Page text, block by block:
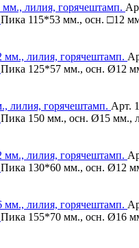
Пика 115*53 мм., осн. □12
Пика 125*57 мм., осн. Ø12
Арт.
Пика 150 мм., осн. Ø15 мм.,
Пика 130*60 мм., осн. Ø12
Пика 155*70 мм., осн. Ø16